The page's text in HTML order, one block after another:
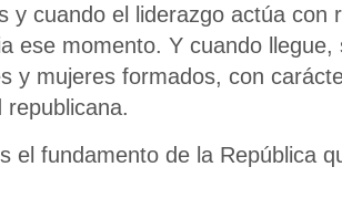
y cuando el liderazgo actúa con
ese momento. Y cuando
y mujeres formados, con
republicana.
el fundamento de la República